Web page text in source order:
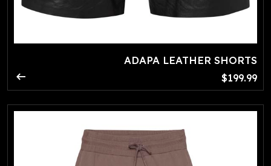
ADAPA LEATHER SHORTS
$199.99
arrow_right_alt